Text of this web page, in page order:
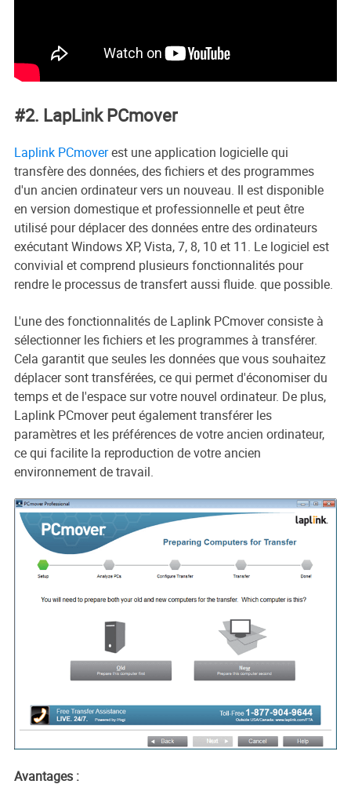
#2. LapLink PCmover
Laplink PCmoverest une application logicielle qui
transfère des données, des fichiers et des programmes
d'un ancien ordinateur vers un nouveau. Il est disponible
en version domestique et professionnelle et peut être
utilisé pour déplacer des données entre des ordinateurs
exécutant Windows XP, Vista, 7, 8, 10 et 11. Le logiciel est
convivial et comprend plusieurs fonctionnalités pour
rendre le processus de transfert aussi fluide. que possible.
L'une des fonctionnalités de Laplink PCmover consiste à
sélectionner les fichiers et les programmes à transférer.
Cela garantit que seules les données que vous souhaitez
déplacer sont transférées, ce qui permet d'économiser du
temps et de l'espace sur votre nouvel ordinateur. De plus,
Laplink PCmover peut également transférer les
paramètres et les préférences de votre ancien ordinateur,
ce qui facilite la reproduction de votre ancien
environnement de travail.
Avantages :